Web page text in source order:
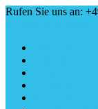
Rufen Sie uns an: